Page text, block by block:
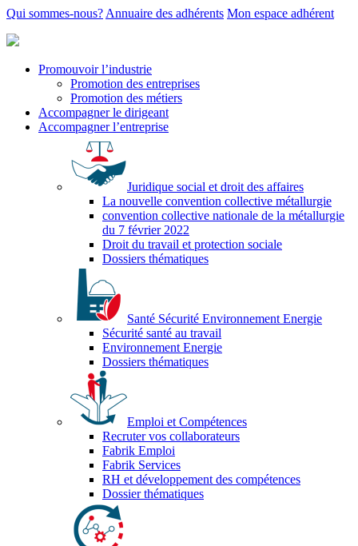
Qui sommes-nous? Annuaire des adhérents Mon espace adhérent
Promouvoir l’industrie
Promotion des entreprises
Promotion des métiers
Accompagner le dirigeant
Accompagner l’entreprise
Juridique social et droit des affaires
La nouvelle convention collective métallurgie
convention collective nationale de la métallurgie
du 7 février 2022
Droit du travail et protection sociale
Dossiers thématiques
Santé Sécurité Environnement Energie
Sécurité santé au travail
Environnement Energie
Dossiers thématiques
Emploi et Compétences
Recruter vos collaborateurs
Fabrik Emploi
Fabrik Services
RH et développement des compétences
Dossier thématiques